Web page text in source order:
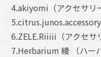
4.akiyomi（アクセサリ
5.citrus.junos.accessory
6.ZELE.Riiiii（アクセサ
7.Herbarium 綾 （ハー